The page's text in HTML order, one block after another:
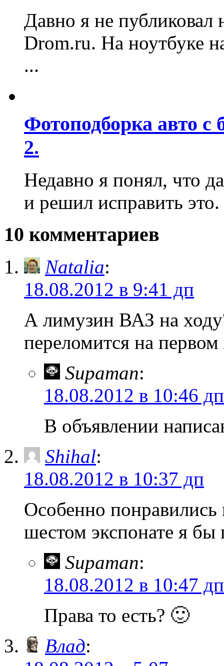
Давно я не публиковал
Drom.ru. На ноутбуке
...
Фотоподборка авто с
2.
Недавно я понял, что
и решил исправить
10 комментариев
Natalia:
18.08.2012 в 9:41 дп
А лимузин ВАЗ на
переломится на
Supaman:
18.08.2012 в 10:46 дп
В объявлении
Shihal:
18.08.2012 в 10:37 дп
Особенно понравились
шестом экспонате я бы
Supaman:
18.08.2012 в 10:47 дп
Права то есть? 🙂
Влад: